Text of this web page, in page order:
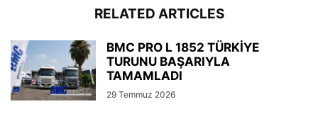
RELATED ARTICLES
BMC PRO L 1852 TÜRKİYE
TURUNU BAŞARIYLA
TAMAMLADI
29 Temmuz 2026